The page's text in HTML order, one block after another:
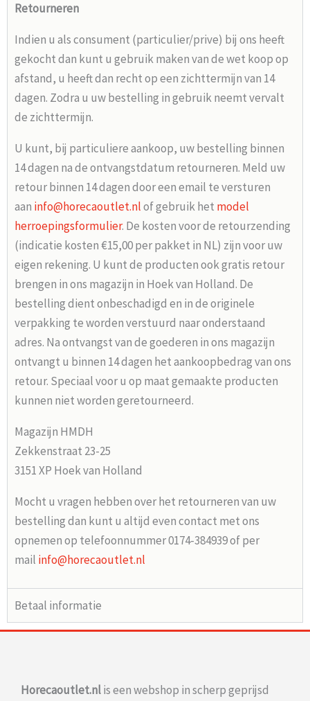
Retourneren
Indien u als consument (particulier/prive) bij ons heeft
gekocht dan kunt u gebruik maken van de wet koop op
afstand, u heeft dan recht op een zichttermijn van 14
dagen. Zodra u uw bestelling in gebruik neemt vervalt
de zichttermijn.
U kunt, bij particuliere aankoop, uw bestelling binnen
14 dagen na de ontvangstdatum retourneren. Meld uw
retour binnen 14 dagen door een email te versturen
aan info@horecaoutlet.nlof gebruik het model
herroepingsformulier. De kosten voor de retourzending
(indicatie kosten €15,00 per pakket in NL) zijn voor uw
eigen rekening. U kunt de producten ook gratis retour
brengen in ons magazijn in Hoek van Holland. De
bestelling dient onbeschadigd en in de originele
verpakking te worden verstuurd naar onderstaand
adres. Na ontvangst van de goederen in ons magazijn
ontvangt u binnen 14 dagen het aankoopbedrag van ons
retour. Speciaal voor u op maat gemaakte producten
kunnen niet worden geretourneerd.
Magazijn HMDH
Zekkenstraat 23-25
3151 XP Hoek van Holland
Mocht u vragen hebben over het retourneren van uw
bestelling dan kunt u altijd even contact met ons
opnemen op telefoonnummer 0174-384939 of per
mail info@horecaoutlet.nl
Betaal informatie
Horecaoutlet.nlis een webshop in scherp geprijsd